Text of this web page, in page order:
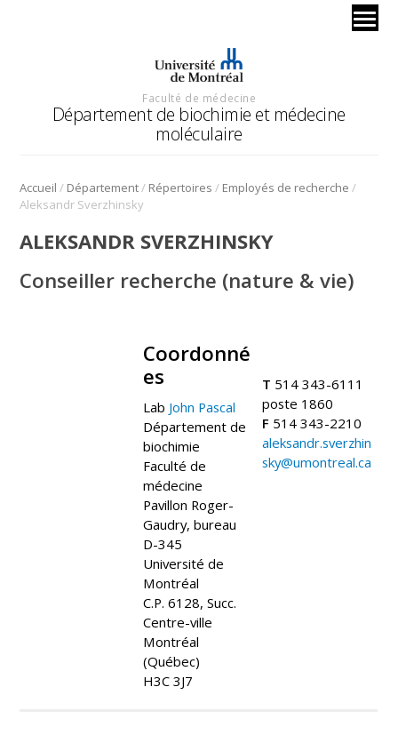
Faculté de médecine
Département de biochimie et médecine
moléculaire
Accueil / Département/ Répertoires / Employés de recherche /
Aleksandr Sverzhinsky
ALEKSANDR SVERZHINSKY
Conseiller recherche (nature & vie)
Coordonné
es
Lab John Pascal
Département de
biochimie
Faculté de
médecine
Pavillon Roger-
Gaudry, bureau
D-345
Université de
Montréal
C.P. 6128, Succ.
Centre-ville
Montréal
(Québec)
H3C 3J7
T 514 343-6111
poste 1860
F 514 343-2210
aleksandr.sverzhin
sky@umontreal.ca